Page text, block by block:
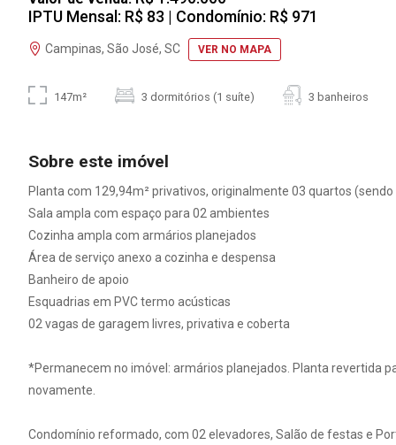
IPTU Mensal: R$ 83 | Condomínio: R$ 971
Campinas, São José, SC VER NO MAPA
147m² 3 dormitórios (1 suíte) 3 banheiros
Sobre este imóvel
Planta com 129,94m² privativos, originalmente 03 quartos
Sala ampla com espaço para 02 ambientes
Cozinha ampla com armários planejados
Área de serviço anexo a cozinha e despensa
Banheiro de apoio
Esquadrias em PVC termo acústicas
02 vagas de garagem livres, privativa e coberta
*Permanecem no imóvel: armários planejados. Planta revertida
novamente.
Condomínio reformado, com 02 elevadores, Salão de festas e